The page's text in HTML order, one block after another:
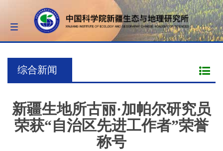
Toggle
navigation
综合新闻
新疆生地所古丽·加帕尔研究员
荣获“自治区先进工作者”荣誉
称号